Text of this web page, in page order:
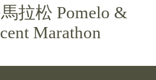
拉松 Pomelo &
Marathon